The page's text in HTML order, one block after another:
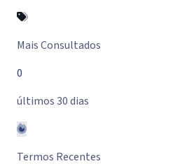
Mais Consultados
0
últimos 30 dias
Termos Recentes